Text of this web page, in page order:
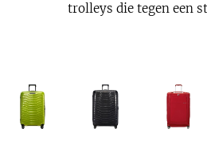
trolleys die tegen een